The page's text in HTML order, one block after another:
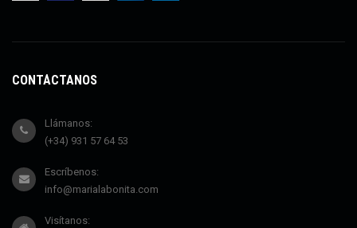
CONTÁCTANOS
Llámanos:
(+34) 931 57 64 53
Escríbenos:
info@marialabonita.com
Visítanos: